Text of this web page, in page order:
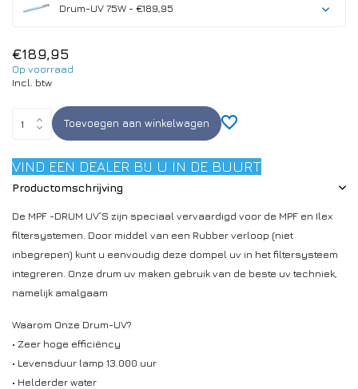
Drum-UV 75W - €189,95
€189,95
Op voorraad
Incl. btw
Toevoegen aan winkelwagen
VIND EEN DEALER BIJ U IN DE BUURT
Productomschrijving
De MPF -DRUM UV’S zijn speciaal vervaardigd voor de MPF en Ilex
filtersystemen. Door middel van een Rubber verloop (niet
inbegrepen) kunt u eenvoudig deze dompel uv in het filtersysteem
integreren. Onze drum uv maken gebruik van de beste uv techniek,
namelijk amalgaam
Waarom Onze Drum-UV?
• Zeer hoge efficiëncy
• Levensduur lamp 13.000 uur
• Helderder water